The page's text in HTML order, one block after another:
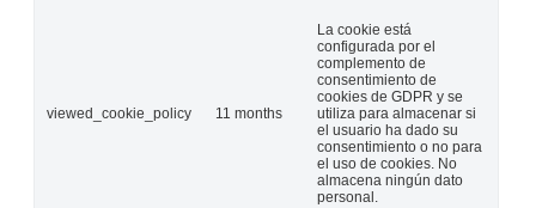
viewed_cookie_policy 11 months
La cookie está
configurada por el
complemento de
consentimiento de
cookies de GDPR y se
utiliza para almacenar si
el usuario ha dado su
consentimiento o no para
el uso de cookies. No
almacena ningún dato
personal.